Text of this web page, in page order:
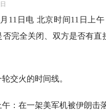
11日电 北京时间11日上
否完全关闭、双方是否有
交火的时间线。
午：在一架美军机被伊朗击